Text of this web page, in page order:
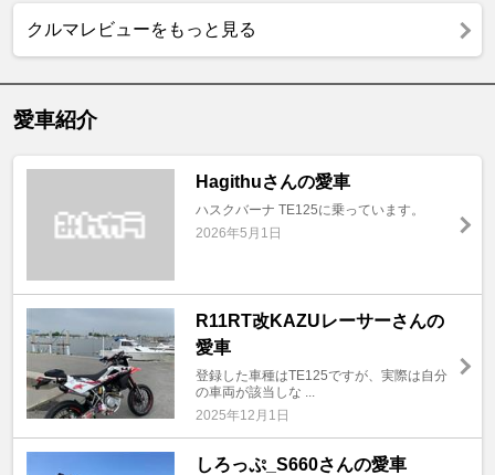
クルマレビューをもっと見る
愛車紹介
Hagithuさんの愛車
ハスクバーナ TE125に乗っています。
2026年5月1日
R11RT改KAZUレーサーさんの
愛車
登録した車種はTE125ですが、実際は自分
の車両が該当しな ...
2025年12月1日
しろっぷ_S660さんの愛車